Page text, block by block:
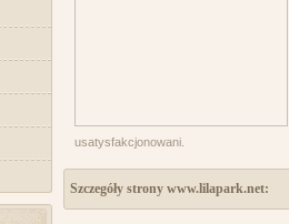
usatysfakcjonowani.
Szczegóły strony www.lilapark.net: